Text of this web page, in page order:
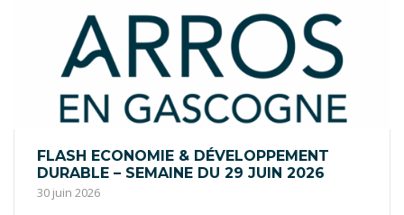
FLASH ECONOMIE & DÉVELOPPEMENT
DURABLE – SEMAINE DU 29 JUIN 2026
30 juin 2026